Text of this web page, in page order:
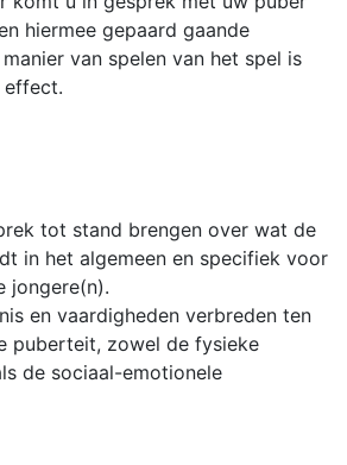
hiermee gepaard gaande
van spelen van het spel is
effect.
tot stand brengen over wat de
in het algemeen en specifiek voor
jongere(n).
en vaardigheden verbreden ten
puberteit, zowel de fysieke
de sociaal-emotionele